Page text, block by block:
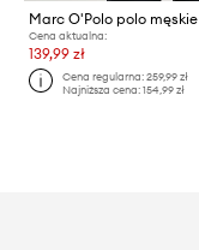
Marc O'Polo polo
Cena aktualna:
139,99 zł
Cena regularna:259,99 zł
Najniższa cena:154,99 zł